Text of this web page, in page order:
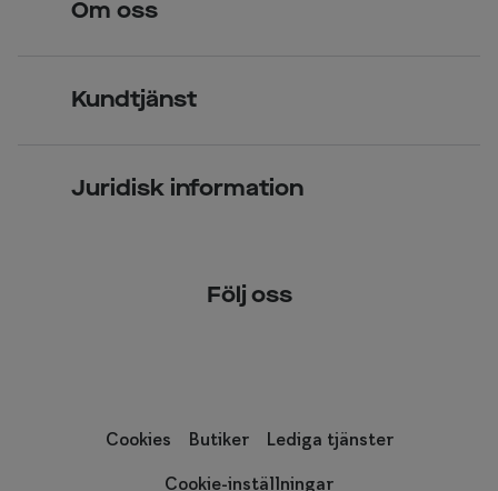
Över 70 butiker
Kontaktlinser
Om oss
Kundtjänst
Juridisk information
Följ oss
Cookies Butiker Lediga tjänster
Cookie-inställningar